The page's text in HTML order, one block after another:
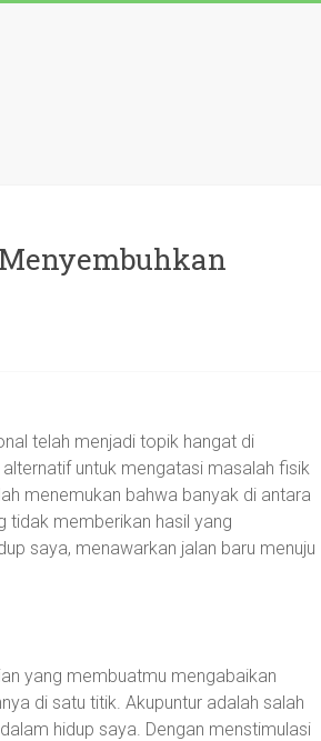
telah menjadi topik hangat di
untuk mengatasi masalah fisik
menemukan bahwa banyak di antara
tidak memberikan hasil yang
saya, menawarkan jalan baru menuju
yang membuatmu mengabaikan
di satu titik. Akupuntur adalah salah
hidup saya. Dengan menstimulasi